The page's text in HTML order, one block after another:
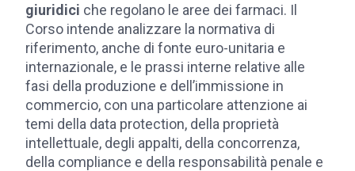
giuridici che regolano le aree dei farmaci. Il
Corso intende analizzare la normativa di
riferimento, anche di fonte euro-unitaria e
internazionale, e le prassi interne relative alle
fasi della produzione e dell’immissione in
commercio, con una particolare attenzione ai
temi della data protection, della proprietà
intellettuale, degli appalti, della concorrenza,
della compliance e della responsabilità penale e